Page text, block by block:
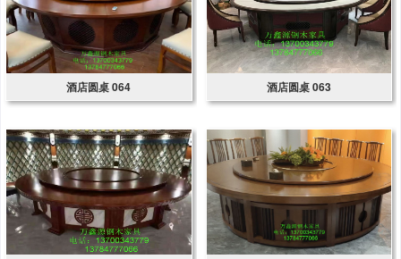
酒店圆桌 064 酒店圆桌 063